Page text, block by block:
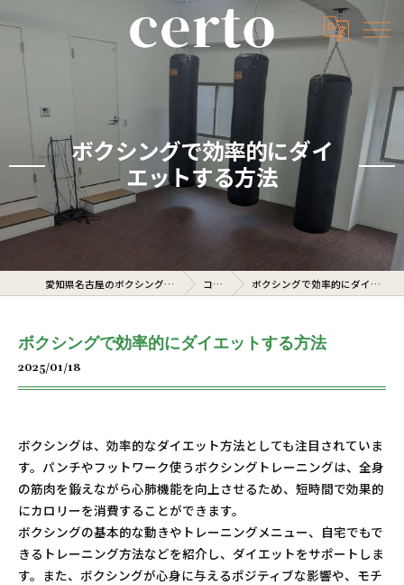
ボクシングで効率的にダイ
エットする方法
愛知県名古屋のボクシングジムならcerto コラム ボクシングで効率的にダイエットする方法
ボクシングで効率的にダイエットする方法
2025/01/18
ボクシングは、効率的なダイエット方法としても注目されていま
す。パンチやフットワーク使うボクシングトレーニングは、全身
の筋肉を鍛えながら心肺機能を向上させるため、短時間で効果的
にカロリーを消費することができます。
ボクシングの基本的な動きやトレーニングメニュー、自宅でもで
きるトレーニング方法などを紹介し、ダイエットをサポートしま
す。また、ボクシングが心身に与えるポジティブな影響や、モチ